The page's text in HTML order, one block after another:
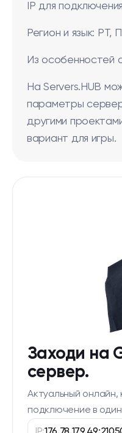
IP для
Регион и язык: PT,
Из особенностей
На Servers.HUB
параметры
другими
вариант для игры.
Заходи на
сервер.
Актуальный
подключение в один